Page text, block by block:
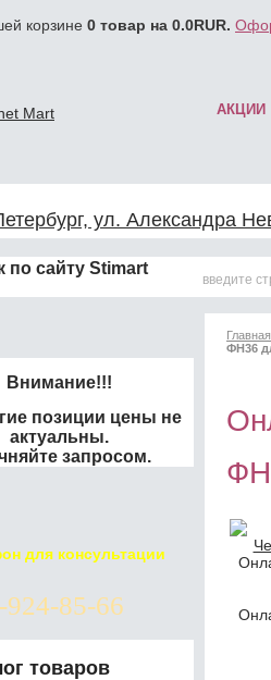
корзине 0 товар на 0.0RUR.
АКЦИИ
ул. Александра
по сайту Stimart
Внимание!!!
позиции цены не
актуальны.
запросом.
для консультации
924-85-66
товаров
Главная
ФН36